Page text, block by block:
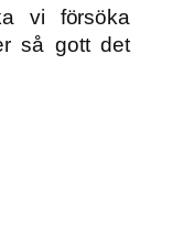
vi försöka
så gott det